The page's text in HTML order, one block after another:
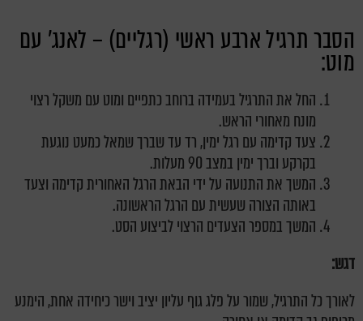
הסבר תרגיל ארבע ראשי (רגליים) – לאנג' עם
מוט:
החל את התרגיל בעמידה ברוחב כתפיים ומוט עם משקל רצוי
מונח מאחורי הראש.
צעד קדימה עם רגל ימין, רד עד שברך שמאל כמעט נוגעת
בקרקע וברך ימין במצב 90 מעלות.
המשך את התנועה על ידי הבאת הרגל האחורית קדימה וצעד
באותה הצורה שעשית עם הרגל הראשונה.
המשך במספר הצעדים הרצוי לביצוע הסט.
דגש:
לאורך כל התרגיל, שמור על פלג גוף עליון יציב וישר כיחידה אחת, הימנע